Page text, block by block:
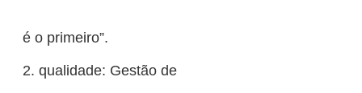
é o primeiro”.
2. qualidade: Gestão de